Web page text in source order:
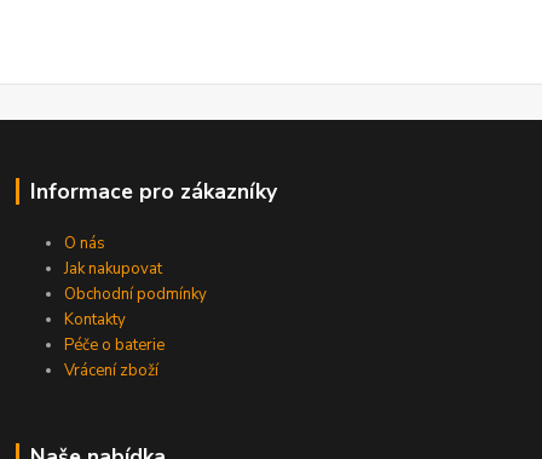
Informace pro zákazníky
O nás
Jak nakupovat
Obchodní podmínky
Kontakty
Péče o baterie
Vrácení zboží